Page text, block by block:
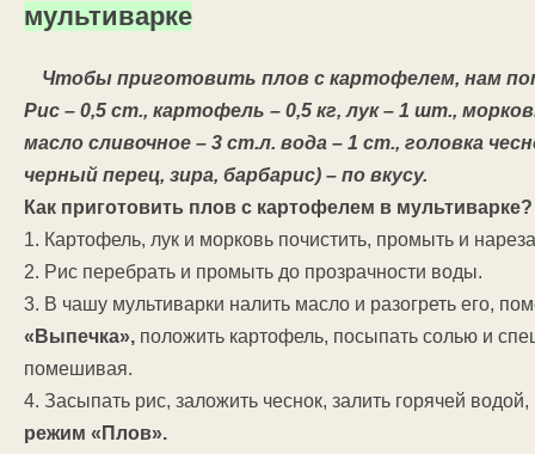
мультиварке
Чтобы приготовить плов с картофелем, нам
Рис – 0,5 ст., картофель – 0,5 кг, лук – 1 шт.,
масло сливочное – 3 ст.л. вода – 1 ст., головка
черный перец, зира, барбарис) – по вкусу.
Как приготовить плов с картофелем в мультиварке?
1. Картофель, лук и морковь почистить, промыть и
2. Рис перебрать и промыть до прозрачности воды.
3. В чашу мультиварки налить масло и разогреть его,
«Выпечка», положить картофель, посыпать солью и
помешивая.
4. Засыпать рис, заложить чеснок, залить горячей
режим «Плов».